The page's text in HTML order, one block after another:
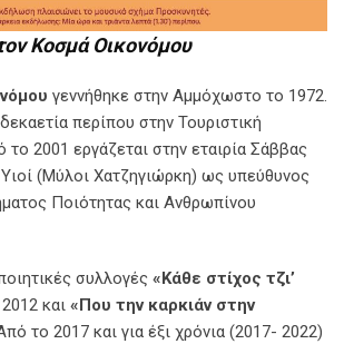
Κοσμά Οικονόμου
γεννήθηκε στην Αμμόχωστο το 1972.
περίπου στην Τουριστική
το 2001 εργάζεται στην εταιρία Σάββας
(Μύλοι Χατζηγιώρκη) ως υπεύθυνος
Ποιότητας και Ανθρωπίνου
συλλογές «Κάθε στίχος τζι’
και «Που την καρκιάν στην
το 2017 και για έξι χρόνια (2017- 2022)